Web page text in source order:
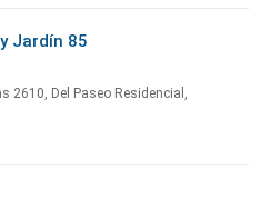
Jardín 85
2610, Del Paseo Residencial,